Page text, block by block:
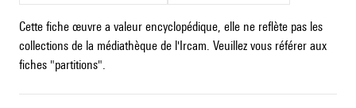
Cette fiche œuvre a valeur encyclopédique, elle ne reflète pas les
collections de la médiathèque de l'Ircam. Veuillez vous référer aux
fiches "partitions".